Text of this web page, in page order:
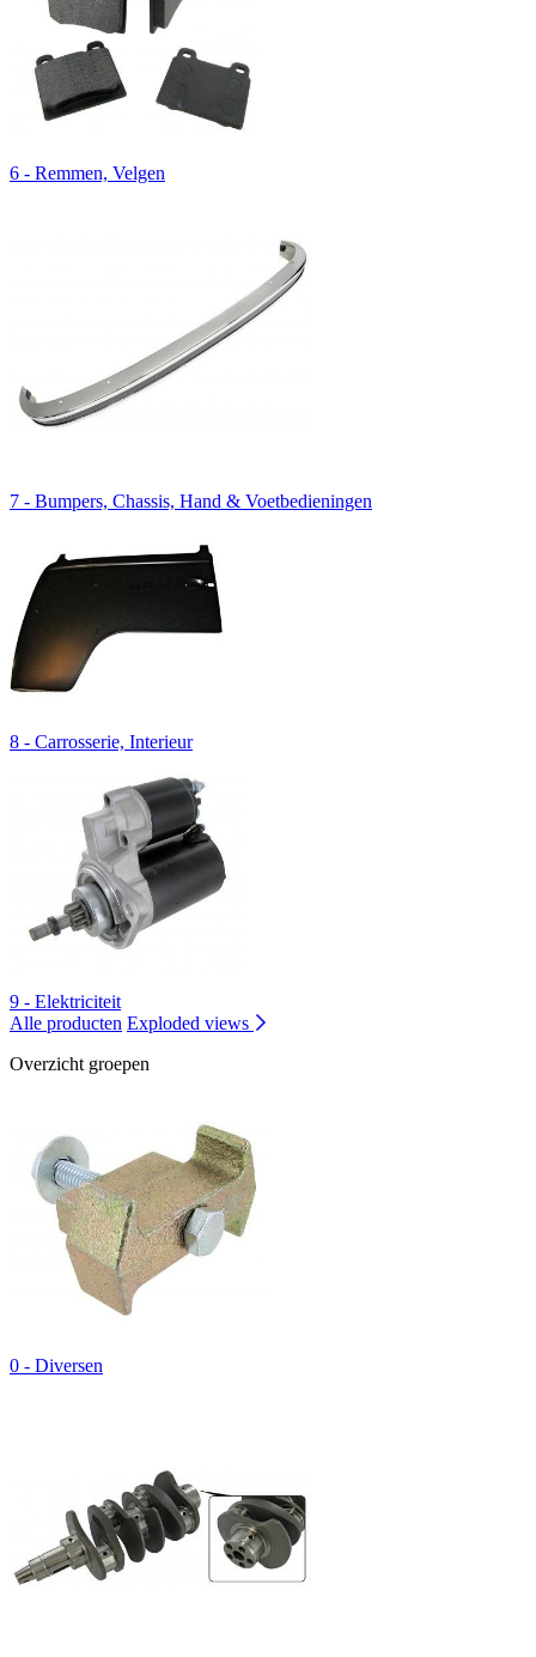
6 - Remmen, Velgen
7 - Bumpers, Chassis, Hand & Voetbedieningen
8 - Carrosserie, Interieur
9 - Elektriciteit
Alle producten Exploded views
Overzicht groepen
0 - Diversen